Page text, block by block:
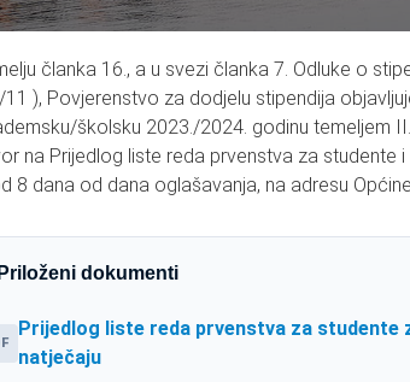
članka 16., a u svezi članka 7. Odluke o
11 ), Povjerenstvo za dodjelu stipendija
školsku 2023./2024. godinu temeljem
na Prijedlog liste reda prvenstva za
8 dana od dana oglašavanja, na adresu
dokumenti
Prijedlog liste reda prvenstva za studente
natječaju